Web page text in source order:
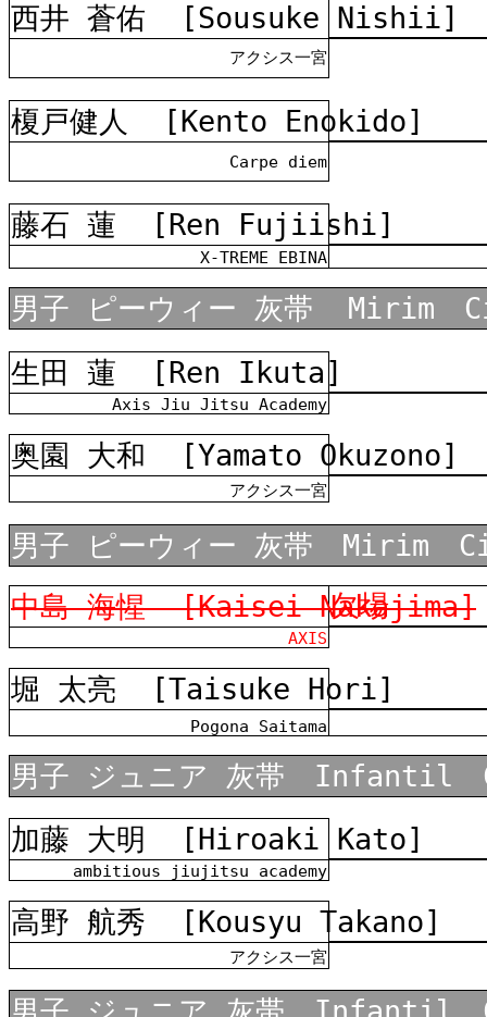
西井 蒼佑 [Sousuke Nishii]
アクシス一宮
榎戸健人 [Kento Enokido]
Carpe diem
藤石 蓮 [Ren Fujiishi]
X-TREME EBINA
男子 ピーウィー 灰帯
Mirim
生田 蓮
[Ren Ikuta]
Axis Jiu Jitsu Academy
奥園 大和 [Yamato Okuzono]
アクシス一宮
男子 ピーウィー 灰帯 Mirim
中島 海惺
[Kaisei Nakajima]
欠場
AXIS
堀 太亮 [Taisuke Hori]
Pogona Saitama
男子 ジュニア 灰帯 Infantil
加藤 大明
[Hiroaki Kato]
ambitious jiujitsu academy
高野 航秀 [Kousyu Takano]
アクシス一宮